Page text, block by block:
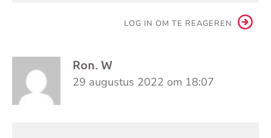
LOG IN OM TE REAGEREN
Ron. W
29 augustus 2022 om 18:07